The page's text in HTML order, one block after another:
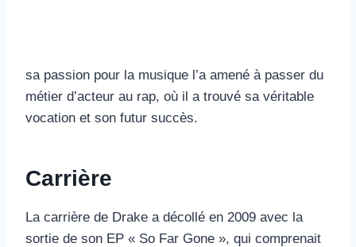
sa passion pour la musique l’a amené à passer du
métier d’acteur au rap, où il a trouvé sa véritable
vocation et son futur succès.
Carrière
La carrière de Drake a décollé en 2009 avec la
sortie de son EP « So Far Gone », qui comprenait